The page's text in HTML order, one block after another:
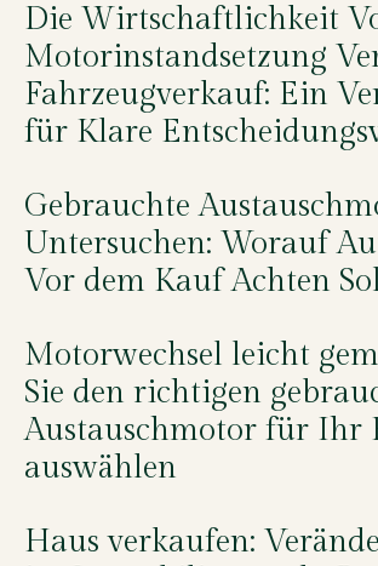
Die Wirtschaftlichkeit
Motorinstandsetzung
Fahrzeugverkauf: Ein
für Klare
Gebrauchte
Untersuchen: Worauf
Vor dem Kauf Achten
Motorwechsel leicht
Sie den richtigen
Austauschmotor für Ihr
auswählen
Haus verkaufen: